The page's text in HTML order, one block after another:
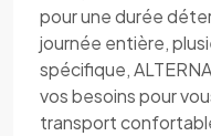
pour une durée
journée entière,
spécifique,
vos besoins pour
transport